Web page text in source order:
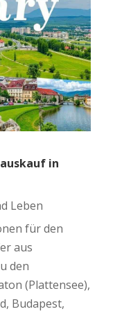
in
Leben
für den
aus
den
(Plattensee),
Budapest,